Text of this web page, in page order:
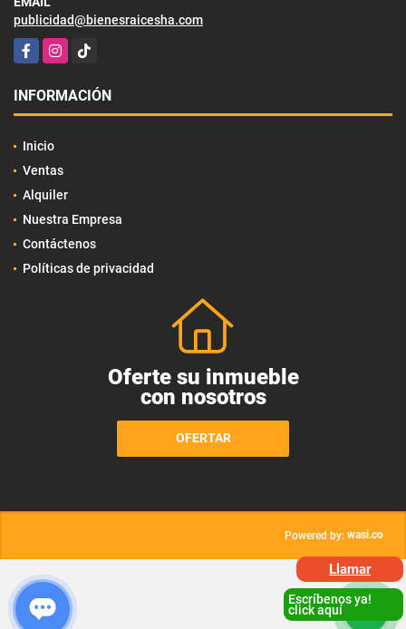
publicidad@bienesraicesha.com
FacebookInstagram
TikTok
INFORMACIÓN
Inicio
Ventas
Alquiler
Nuestra Empresa
Contáctenos
Políticas de privacidad
Oferte su inmueble
con nosotros
OFERTAR
Powered by: wasi.co
Escríbenos ya!
click aquí
Llamar